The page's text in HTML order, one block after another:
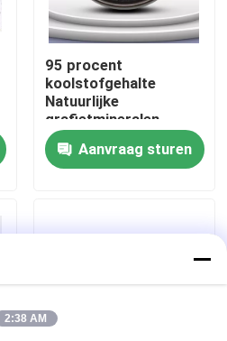
95 procent
koolstofgehalte
Natuurlijke
grafietmineralen
Monsternummers
leveren materiaal voor
industriële productie
Aanvraag sturen
2:38 AM